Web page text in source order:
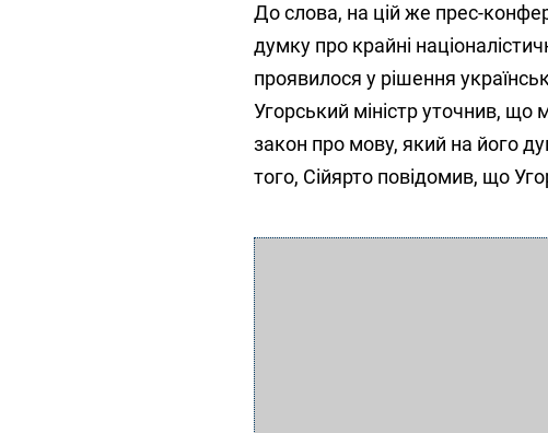
До слова, на цій же прес-
думку про крайні
проявилося у рішення
Угорський міністр уточнив, що
закон про мову, який на його
того, Сійярто повідомив, що